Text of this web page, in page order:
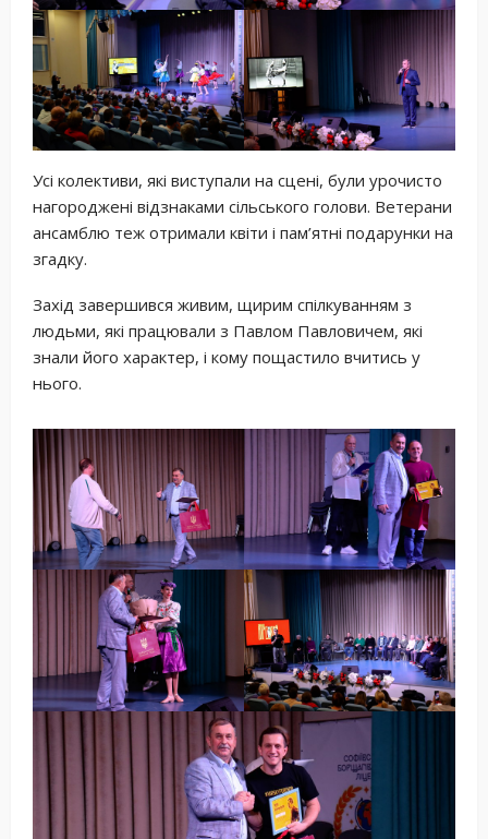
Усі колективи, які виступали на сцені, були урочисто
нагороджені відзнаками сільського голови. Ветерани
ансамблю теж отримали квіти і пам’ятні подарунки на
згадку.
Захід завершився живим, щирим спілкуванням з
людьми, які працювали з Павлом Павловичем, які
знали його характер, і кому пощастило вчитись у
нього.